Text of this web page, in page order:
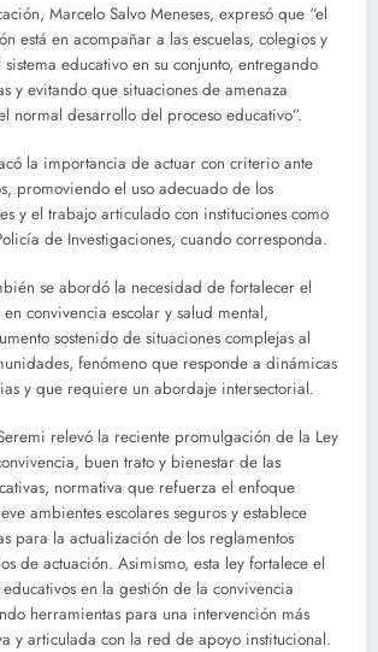
Marcelo Salvo Meneses, expresó que “el
está en acompañar a las escuelas, colegios y
educativo en su conjunto, entregando
y evitando que situaciones de amenaza
normal desarrollo del proceso educativo”.
la importancia de actuar con criterio ante
promoviendo el uso adecuado de los
y el trabajo articulado con instituciones como
de Investigaciones, cuando corresponda.
se abordó la necesidad de fortalecer el
convivencia escolar y salud mental,
sostenido de situaciones complejas al
fenómeno que responde a dinámicas
y que requiere un abordaje intersectorial.
relevó la reciente promulgación de la Ley
buen trato y bienestar de las
normativa que refuerza el enfoque
ambientes escolares seguros y establece
para la actualización de los reglamentos
de actuación. Asimismo, esta ley fortalece el
en la gestión de la convivencia
herramientas para una intervención más
y articulada con la red de apoyo institucional.